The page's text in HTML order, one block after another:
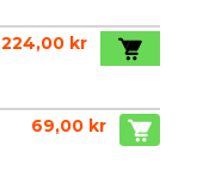
224,00 kr
69,00 kr